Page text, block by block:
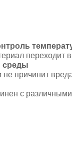
среды
причинит
с